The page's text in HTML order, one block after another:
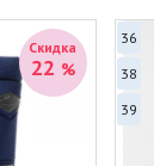
Скидка
22 %
36
38
39